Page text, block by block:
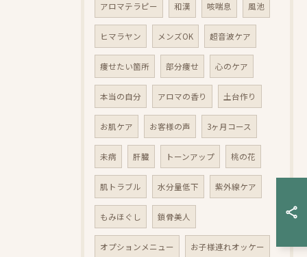
アロマテラピー 和漢 咳喘息 風池
ヒマラヤン メンズOK 超音波ケア
痩せたい箇所 部分痩せ 心のケア
本当の自分 アロマの香り 土台作り
お肌ケア お客様の声 3ヶ月コース
未病 肝臓 トーンアップ 桃の花
肌トラブル 水分量低下 紫外線ケア
もみほぐし 鎖骨美人
オプションメニュー お子様連れオッケー